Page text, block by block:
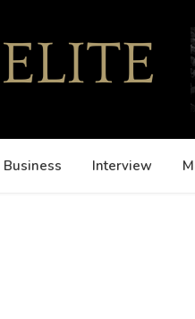
Business Interview